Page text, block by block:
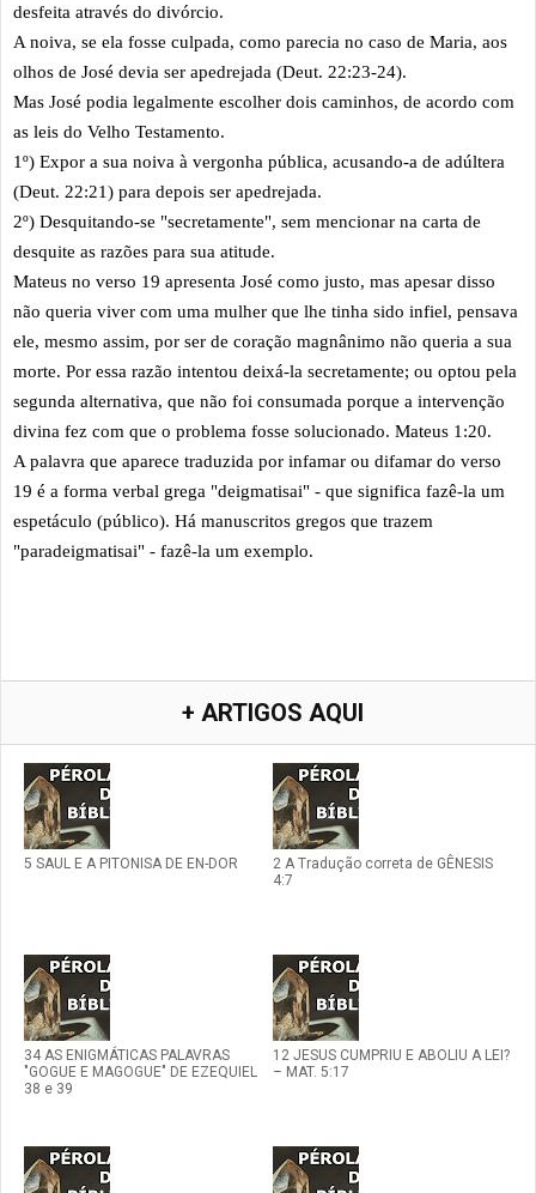
desfeita através do divórcio.
A noiva, se ela fosse culpada, como parecia no caso de Maria, aos
olhos de José devia ser apedrejada (Deut. 22:23-24).
Mas José podia legalmente escolher dois caminhos, de acordo com
as leis do Velho Testamento.
1º) Expor a sua noiva à vergonha pública, acusando-a de adúltera
(Deut. 22:21) para depois ser apedrejada.
2º) Desquitando-se "secretamente", sem mencionar na carta de
desquite as razões para sua atitude.
Mateus no verso 19 apresenta José como justo, mas apesar disso
não queria viver com uma mulher que lhe tinha sido infiel, pensava
ele, mesmo assim, por ser de coração magnânimo não queria a sua
morte. Por essa razão intentou deixá-la secretamente; ou optou pela
segunda alternativa, que não foi consumada porque a intervenção
divina fez com que o problema fosse solucionado. Mateus 1:20.
A palavra que aparece traduzida por infamar ou difamar do verso
19 é a forma verbal grega "deigmatisai" - que significa fazê-la um
espetáculo (público). Há manuscritos gregos que trazem
"paradeigmatisai" - fazê-la um exemplo.
+ ARTIGOS AQUI
5 SAUL E A PITONISA DE EN-DOR
2 A Tradução correta de GÊNESIS
4:7
34 AS ENIGMÁTICAS PALAVRAS
"GOGUE E MAGOGUE" DE EZEQUIEL
38 e 39
12 JESUS CUMPRIU E ABOLIU A LEI?
– MAT. 5:17